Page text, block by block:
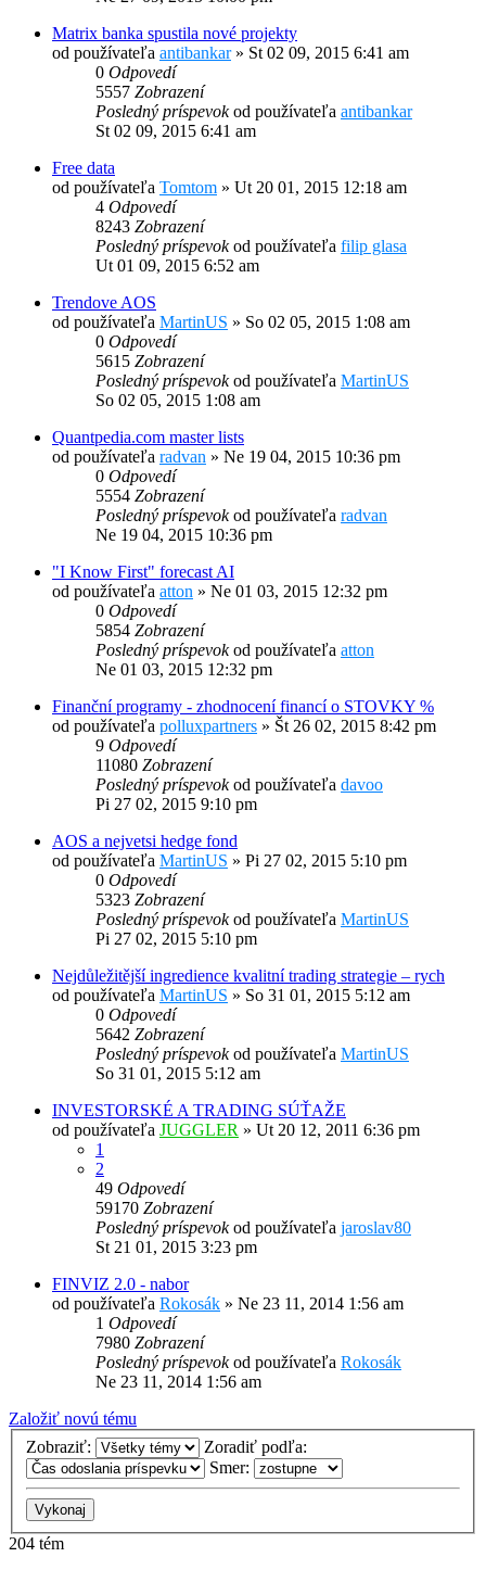
Matrix banka spustila nové projekty
od používateľa antibankar» St 02 09, 2015 6:41 am
0 Odpovedí
5557 Zobrazení
Posledný príspevokod používateľa antibankar
St 02 09, 2015 6:41 am
Free data
od používateľa Tomtom » Ut 20 01, 2015 12:18 am
4 Odpovedí
8243 Zobrazení
Posledný príspevokod používateľa filip glasa
Ut 01 09, 2015 6:52 am
Trendove AOS
od používateľa MartinUS » So 02 05, 2015 1:08 am
0 Odpovedí
5615 Zobrazení
Posledný príspevokod používateľa MartinUS
So 02 05, 2015 1:08 am
Quantpedia.com master lists
od používateľa radvan » Ne 19 04, 2015 10:36 pm
0 Odpovedí
5554 Zobrazení
Posledný príspevokod používateľa radvan
Ne 19 04, 2015 10:36 pm
"I Know First" forecast AI
od používateľa atton » Ne 01 03, 2015 12:32 pm
0 Odpovedí
5854 Zobrazení
Posledný príspevokod používateľa atton
Ne 01 03, 2015 12:32 pm
Finanční programy - zhodnocení financí o STOVKY %
od používateľa polluxpartners » Št 26 02, 2015 8:42 pm
9 Odpovedí
11080 Zobrazení
Posledný príspevokod používateľa davoo
Pi 27 02, 2015 9:10 pm
AOS a nejvetsi hedge fond
od používateľa MartinUS » Pi 27 02, 2015 5:10 pm
0 Odpovedí
5323 Zobrazení
Posledný príspevokod používateľa MartinUS
Pi 27 02, 2015 5:10 pm
Nejdůležitější ingredience kvalitní trading strategie – rych
od používateľa MartinUS » So 31 01, 2015 5:12 am
0 Odpovedí
5642 Zobrazení
Posledný príspevokod používateľa MartinUS
So 31 01, 2015 5:12 am
INVESTORSKÉ A TRADING SÚŤAŽE
od používateľa JUGGLER » Ut 20 12, 2011 6:36 pm
1
2
49 Odpovedí
59170 Zobrazení
Posledný príspevokod používateľa jaroslav80
St 21 01, 2015 3:23 pm
FINVIZ 2.0 - nabor
od používateľa Rokosák » Ne 23 11, 2014 1:56 am
1 Odpovedí
7980 Zobrazení
Posledný príspevokod používateľa Rokosák
Ne 23 11, 2014 1:56 am
Založiť novú tému
Zobraziť:
Zoradiť podľa:
Smer:
204 tém